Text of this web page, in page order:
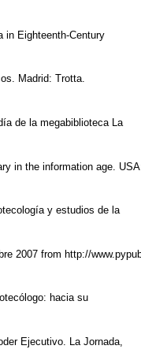
in Eighteenth-Century
Madrid: Trotta.
de la megabiblioteca La
in the information age.
y estudios de la
2007 from http://
hacia su
Ejecutivo. La Jornada,